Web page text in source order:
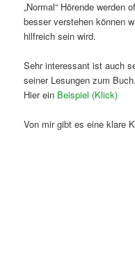
„Normal“ Hörende werden
besser verstehen können
hilfreich sein wird.
Sehr interessant ist auch
seiner Lesungen zum Buch.
Hier ein Beispiel (Klick)
Von mir gibt es eine klare